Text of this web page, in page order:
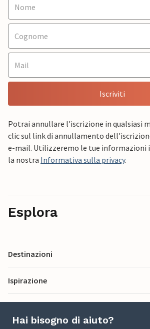
Iscriviti
Potrai annullare l'iscrizione in qualsiasi
clic sul link di annullamento
e-mail. Utilizzeremo le tue informazioni
la nostra Informativa sulla privacy.
Esplora
Destinazioni
Ispirazione
Hai bisogno di aiuto?